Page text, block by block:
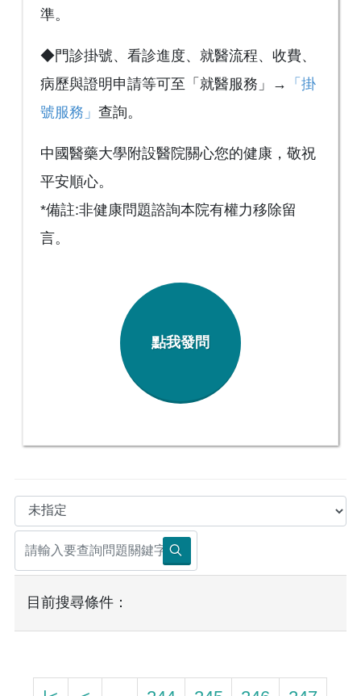
準。
◆門診掛號、看診進度、就醫流程、收費、
病歷與證明申請等可至「就醫服務」→
「掛
號服務」 查詢。
中國醫藥大學附設醫院關心您的健康，敬祝
平安順心。
*備註:非健康問題諮詢本院有權力移除留
言。
點我發問
目前搜尋條件：